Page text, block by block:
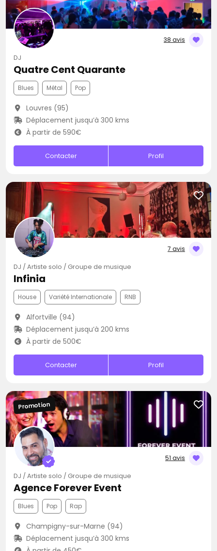
38 avis
DJ
Quatre Cent Quarante
Blues Métal Pop
Louvres (95)
Déplacement jusqu’à 300 kms
À partir de 590€
Contacter Profil
7 avis
DJ / Artiste solo / Groupe de musique
Infinia
House Variété Internationale RNB
Alfortville (94)
Déplacement jusqu’à 200 kms
À partir de 500€
Contacter Profil
51 avis
Promotion
DJ / Artiste solo / Groupe de musique
Agence Forever Event
Blues Pop Rap
Champigny-sur-Marne (94)
Déplacement jusqu’à 300 kms